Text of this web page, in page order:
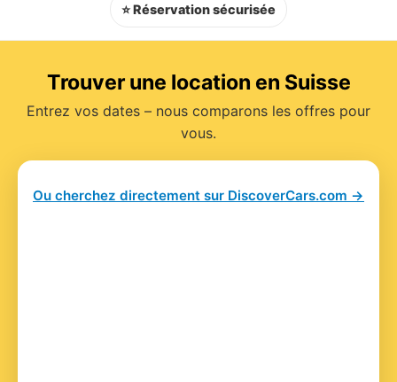
⭐ Réservation sécurisée
Trouver une location en Suisse
Entrez vos dates – nous comparons les offres pour
vous.
Ou cherchez directement sur DiscoverCars.com →